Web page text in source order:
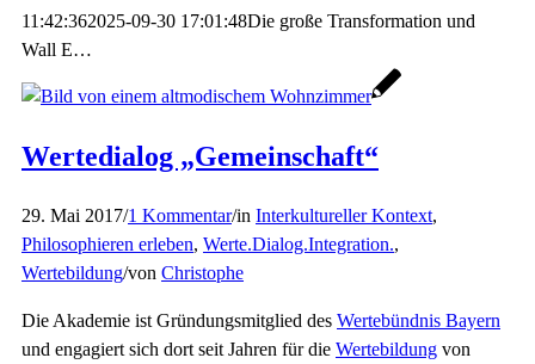
11:42:362025-09-30 17:01:48Die große Transformation und
Wall E…
Wertedialog „Gemeinschaft“
29. Mai 2017/1 Kommentar/in Interkultureller Kontext,
Philosophieren erleben, Werte.Dialog.Integration.,
Wertebildung/von Christophe
Die Akademie ist Gründungsmitglied des Wertebündnis Bayern
und engagiert sich dort seit Jahren für die Wertebildung von